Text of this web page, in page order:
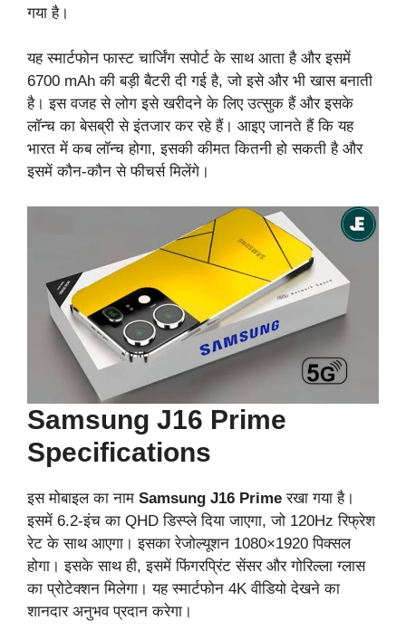
गया है।
यह स्मार्टफोन फास्ट चार्जिंग सपोर्ट के साथ आता है और इसमें
6700 mAh की बड़ी बैटरी दी गई है, जो इसे और भी खास बनाती
है। इस वजह से लोग इसे खरीदने के लिए उत्सुक हैं और इसके
लॉन्च का बेसब्री से इंतजार कर रहे हैं। आइए जानते हैं कि यह
भारत में कब लॉन्च होगा, इसकी कीमत कितनी हो सकती है और
इसमें कौन-कौन से फीचर्स मिलेंगे।
Samsung J16 Prime
Specifications
इस मोबाइल का नाम Samsung J16 Prime रखा गया है।
इसमें 6.2-इंच का QHD डिस्प्ले दिया जाएगा, जो 120Hz रिफ्रेश
रेट के साथ आएगा। इसका रेजोल्यूशन 1080×1920 पिक्सल
होगा। इसके साथ ही, इसमें फिंगरप्रिंट सेंसर और गोरिल्ला ग्लास
का प्रोटेक्शन मिलेगा। यह स्मार्टफोन 4K वीडियो देखने का
शानदार अनुभव प्रदान करेगा।